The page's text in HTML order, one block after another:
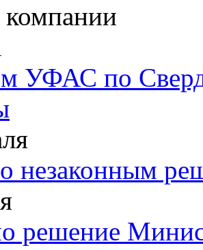
УФАС по
незаконным
решение